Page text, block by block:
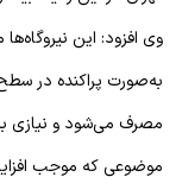
به‌صورت پراکنده در
مصرف می‌شود و نیازی
موضوعی که موجب